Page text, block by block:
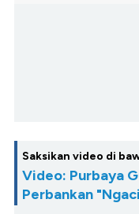
Saksikan video di
Video: Purbaya
Perbankan